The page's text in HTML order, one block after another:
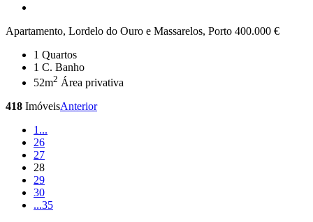
Apartamento, Lordelo do Ouro e Massarelos, Porto 400.000 €
1 Quartos
1 C. Banho
52m2 Área privativa
418 ImóveisAnterior
1 ...
26
27
28
29
30
...35